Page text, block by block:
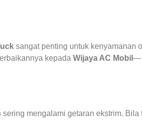
sangat penting untuk kenyamanan
kepada Wijaya AC Mobil —
mengalami getaran ekstrim. Bila